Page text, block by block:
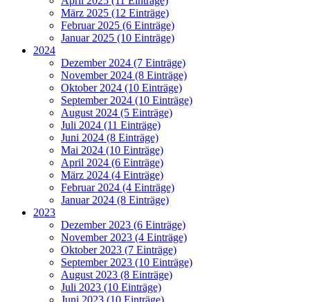
März 2025 (12 Einträge)
Februar 2025 (6 Einträge)
Januar 2025 (10 Einträge)
2024
Dezember 2024 (7 Einträge)
November 2024 (8 Einträge)
Oktober 2024 (10 Einträge)
September 2024 (10 Einträge)
August 2024 (5 Einträge)
Juli 2024 (11 Einträge)
Juni 2024 (8 Einträge)
Mai 2024 (10 Einträge)
April 2024 (6 Einträge)
März 2024 (4 Einträge)
Februar 2024 (4 Einträge)
Januar 2024 (8 Einträge)
2023
Dezember 2023 (6 Einträge)
November 2023 (4 Einträge)
Oktober 2023 (7 Einträge)
September 2023 (10 Einträge)
August 2023 (8 Einträge)
Juli 2023 (10 Einträge)
Juni 2023 (10 Einträge)